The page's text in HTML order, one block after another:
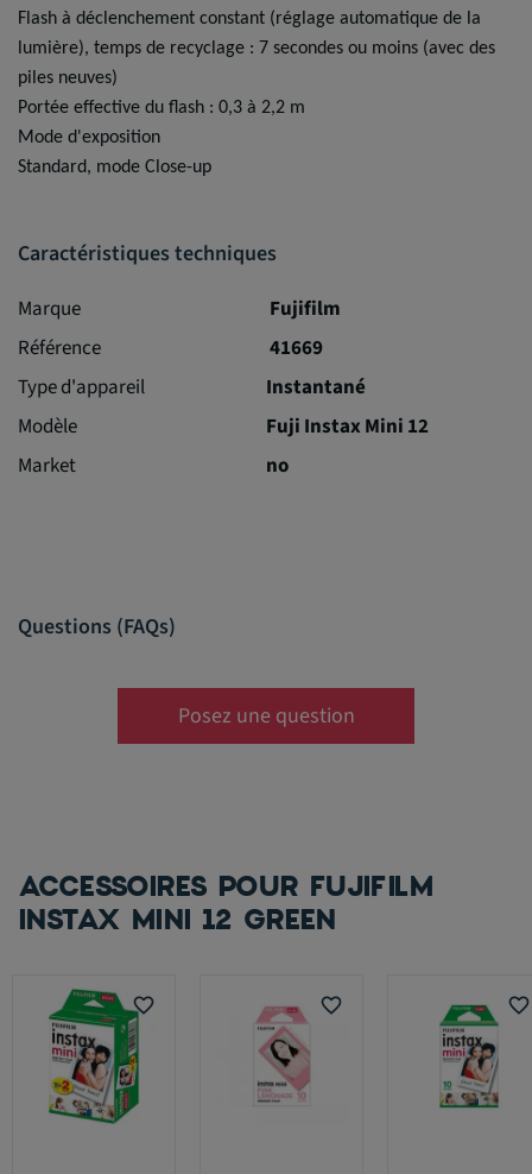
Flash à déclenchement constant (réglage automatique de la
lumière), temps de recyclage : 7 secondes ou moins (avec des
piles neuves)
Portée effective du flash : 0,3 à 2,2 m
Mode d'exposition
Standard, mode Close-up
Caractéristiques techniques
Marque
Fujifilm
Référence
41669
Type d'appareil
Instantané
Modèle
Fuji Instax Mini 12
Market
no
Questions (FAQs)
Posez une question
ACCESSOIRES POUR FUJIFILM
INSTAX MINI 12 GREEN
favorite_border favorite_border favorite_border